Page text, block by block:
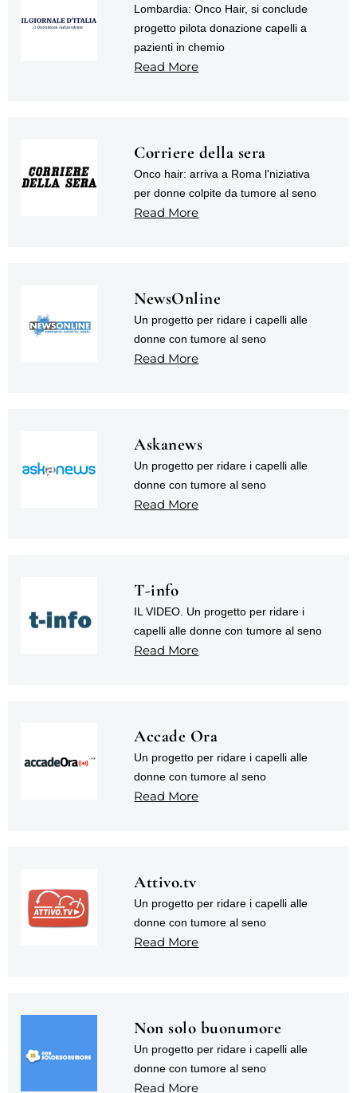
Lombardia: Onco Hair, si conclude
progetto pilota donazione capelli a
pazienti in chemio
Read More
Corriere della sera
Onco hair: arriva a Roma l'niziativa
per donne colpite da tumore al seno
Read More
NewsOnline
Un progetto per ridare i capelli alle
donne con tumore al seno
Read More
Askanews
Un progetto per ridare i capelli alle
donne con tumore al seno
Read More
T-info
IL VIDEO. Un progetto per ridare i
capelli alle donne con tumore al seno
Read More
Accade Ora
Un progetto per ridare i capelli alle
donne con tumore al seno
Read More
Attivo.tv
Un progetto per ridare i capelli alle
donne con tumore al seno
Read More
Non solo buonumore
Un progetto per ridare i capelli alle
donne con tumore al seno
Read More